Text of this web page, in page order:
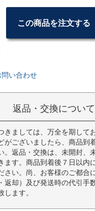
この商品を注文する
い合わせ
返品・交換について
きましては、万全を期して
がございましたら、商品到
。返品・交換は、未開封、
ます。商品到着後７日以内
さい。尚、お客様のご都合
返却）及び発送時の代引手
ます。